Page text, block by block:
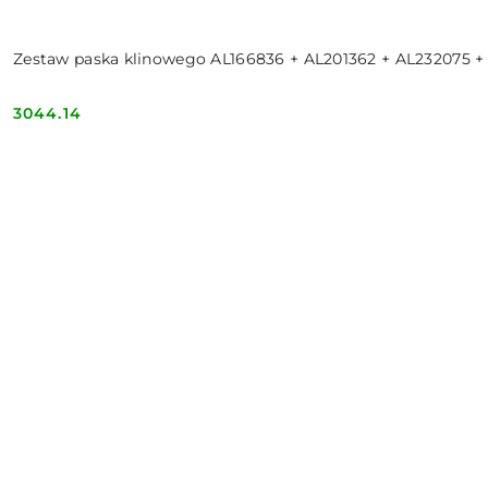
Zestaw paska klinowego AL166836 + AL201362 + AL232075 +
Cena:
3044.14